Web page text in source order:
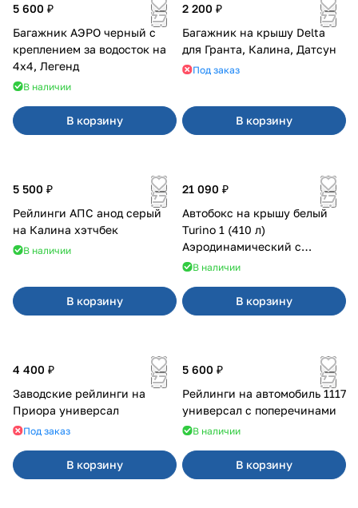
5 600 ₽
Багажник АЭРО черный с
креплением за водосток на
4х4, Легенд
В наличии
В корзину
2 200 ₽
Багажник на крышу Delta
для Гранта, Калина, Датсун
Под заказ
В корзину
5 500 ₽
Рейлинги АПС анод серый
на Калина хэтчбек
В наличии
В корзину
21 090 ₽
Автобокс на крышу белый
Turino 1 (410 л)
Аэродинамический с
двусторонним открыванием
В наличии
В корзину
4 400 ₽
Заводские рейлинги на
Приора универсал
Под заказ
В корзину
5 600 ₽
Рейлинги на автомобиль 1117
универсал с поперечинами
В наличии
В корзину